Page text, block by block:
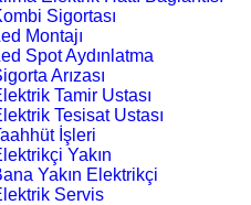
Sigortası
Montajı
Spot Aydınlatma
Arızası
Tamir Ustası
Tesisat Ustası
İşleri
Yakın
Yakın Elektrikçi
Servis